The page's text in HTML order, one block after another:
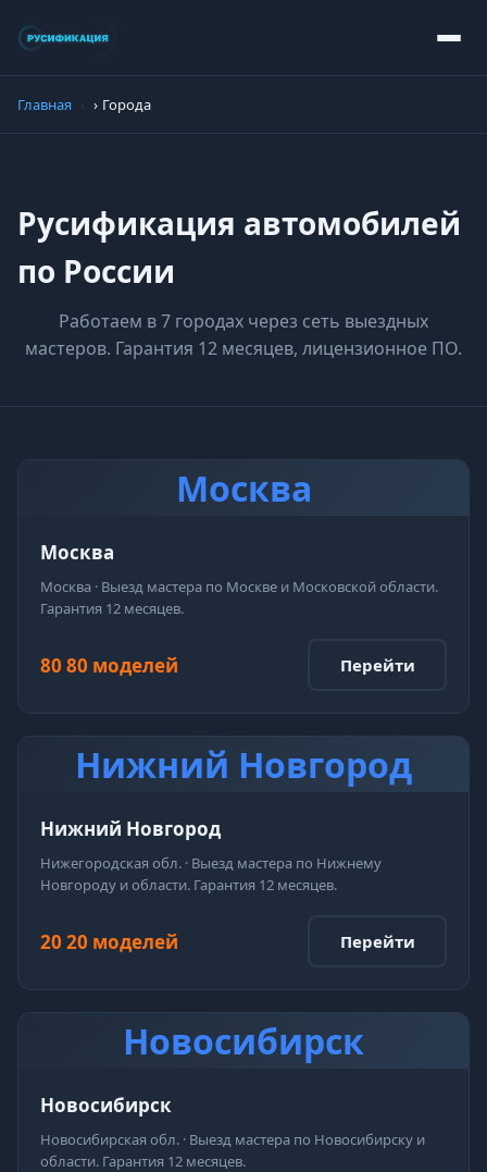
Главная Города
Русификация автомобилей
по России
Работаем в 7 городах через сеть выездных
мастеров. Гарантия 12 месяцев, лицензионное ПО.
Москва
Москва
Москва · Выезд мастера по Москве и Московской области.
Гарантия 12 месяцев.
80 80 моделей Перейти
Нижний Новгород
Нижний Новгород
Нижегородская обл. · Выезд мастера по Нижнему
Новгороду и области. Гарантия 12 месяцев.
20 20 моделей Перейти
Новосибирск
Новосибирск
Новосибирская обл. · Выезд мастера по Новосибирску и
области. Гарантия 12 месяцев.